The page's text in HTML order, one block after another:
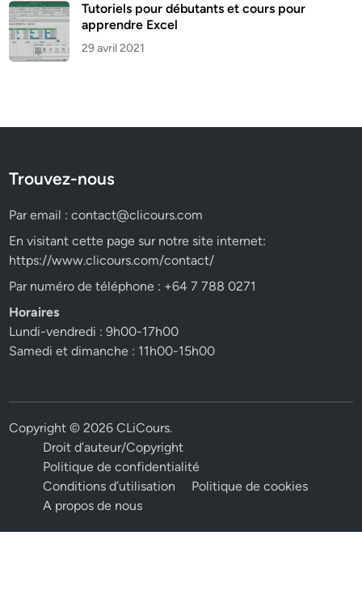
Tutoriels pour débutants et cours pour
apprendre Excel
29 avril 2021
Trouvez-nous
Par email :contact@clicours.com
En visitant cette page sur notre site internet:
https://www.clicours.com/contact/
Par numéro de téléphone : +64 7 788 0271
Horaires
Lundi-vendredi : 9h00-17h00
Samedi et dimanche : 11h00-15h00
Copyright © 2026CLiCours.
Droit d’auteur/Copyright
Politique de confidentialité
Conditions d’utilisation
Politique de cookies
A propos de nous